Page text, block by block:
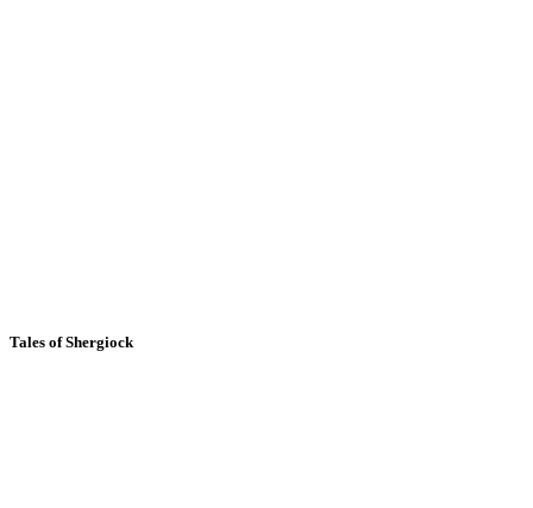
Tales of Shergiock